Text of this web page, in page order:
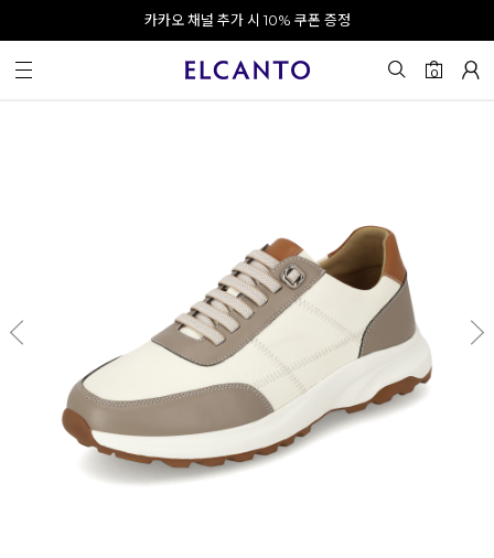
오전 10시 이전 결제 완료 시 오늘 출발!
회원가입 시 최대 20% 쿠폰 지급
카카오 채널 추가 시 10% 쿠폰 증정
0